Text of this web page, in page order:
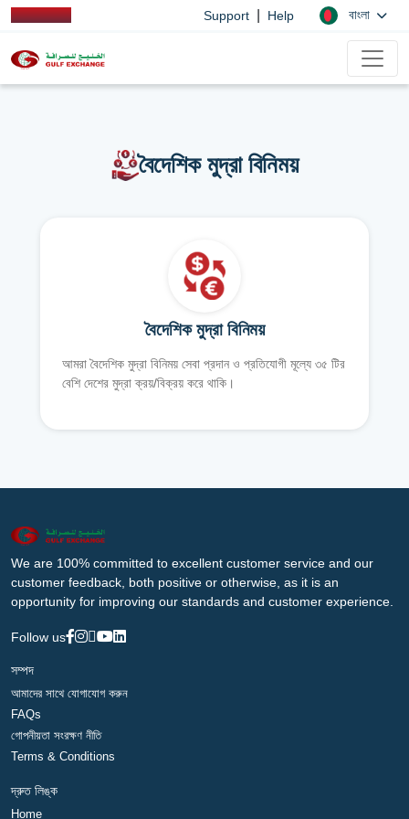
Support Help বাংলা
বৈদেশিক মুদ্রা বিনিময়
বৈদেশিক মুদ্রা বিনিময়
আমরা বৈদেশিক মুদ্রা বিনিময় সেবা প্রদান ও প্রতিযোগী মূল্যে ৩৫ টির
বেশি দেশের মুদ্রা ক্রয়/বিক্রয় করে থাকি।
We are 100% committed to excellent customer service and our
customer feedback, both positive or otherwise, as it is an
opportunity for improving our standards and customer experience.
Follow us
সম্পদ
আমাদের সাথে যোগাযোগ করুন
FAQs
গোপনীয়তা সংরক্ষণ নীতি
Terms & Conditions
দ্রুত লিঙ্ক
Home